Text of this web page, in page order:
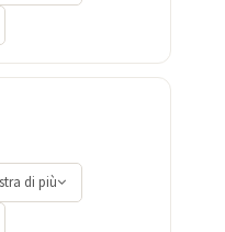
di più